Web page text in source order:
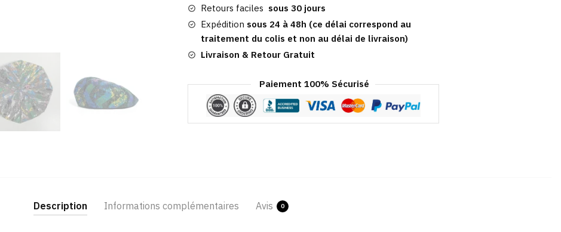
Branché
Retours faciles sous 30 jours
Expédition sous 24 à 48h (ce délai correspond au
traitement du colis et non au délai de livraison)
Livraison & Retour Gratuit
Paiement 100% Sécurisé
Description Informations complémentaires Avis 0